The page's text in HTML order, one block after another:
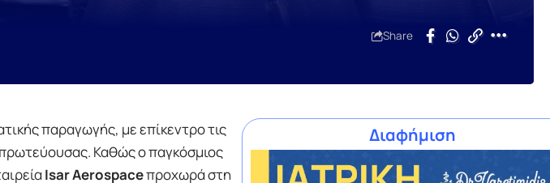
Share
παραγωγής, με επίκεντρο τις
Καθώς ο παγκόσμιος
Isar Aerospaceπροχωρά στη
Διαφήμιση